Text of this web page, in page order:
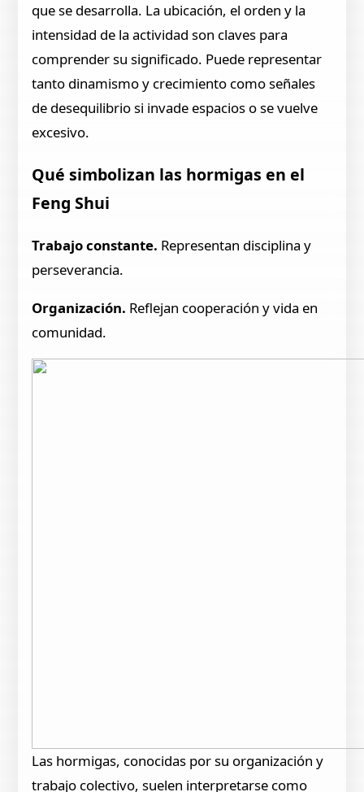
que se desarrolla. La ubicación, el orden y la
intensidad de la actividad son claves para
comprender su significado. Puede representar
tanto dinamismo y crecimiento como señales
de desequilibrio si invade espacios o se vuelve
excesivo.
Qué simbolizan las hormigas en el
Feng Shui
Trabajo constante. Representan disciplina y
perseverancia.
Organización. Reflejan cooperación y vida en
comunidad.
Las hormigas, conocidas por su organización y
trabajo colectivo, suelen interpretarse como